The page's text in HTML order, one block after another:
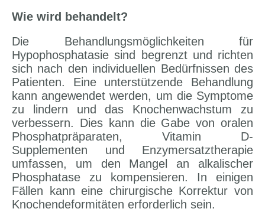
Wie wird behandelt?
Die Behandlungsmöglichkeiten für
Hypophosphatasie sind begrenzt und richten
sich nach den individuellen Bedürfnissen des
Patienten. Eine unterstützende Behandlung
kann angewendet werden, um die Symptome
zu lindern und das Knochenwachstum zu
verbessern. Dies kann die Gabe von oralen
Phosphatpräparaten, Vitamin D-
Supplementen und Enzymersatztherapie
umfassen, um den Mangel an alkalischer
Phosphatase zu kompensieren. In einigen
Fällen kann eine chirurgische Korrektur von
Knochendeformitäten erforderlich sein.